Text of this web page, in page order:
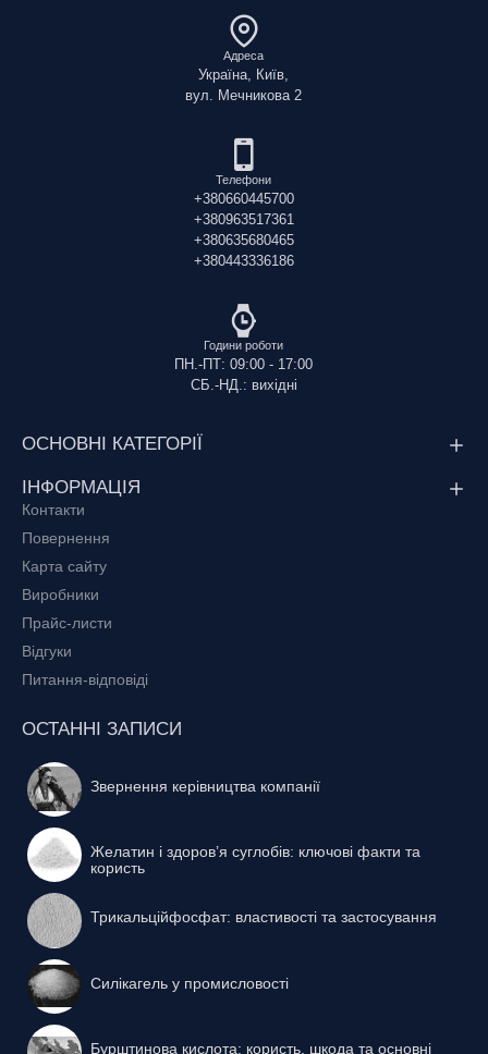
Адреса
Україна, Київ,
вул. Мечникова 2
Телефони
+380660445700
+380963517361
+380635680465
+380443336186
Години роботи
ПН.-ПТ: 09:00 - 17:00
СБ.-НД.: вихідні
ОСНОВНІ КАТЕГОРІЇ
ІНФОРМАЦІЯ
Контакти
Повернення
Карта сайту
Виробники
Прайс-листи
Відгуки
Питання-відповіді
ОСТАННІ ЗАПИСИ
Звернення керівництва компанії
Желатин і здоров’я суглобів: ключові факти та
користь
Трикальційфосфат: властивості та застосування
Силікагель у промисловості
Бурштинова кислота: користь, шкода та основні